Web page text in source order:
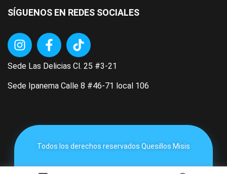
SÍGUENOS EN REDES SOCIALES
Sede Las Delicias Cl. 25 #3-21
Sede Ipanema Calle 8 #46-71 local 106
Todos los derechos reservados Quesillos Misis